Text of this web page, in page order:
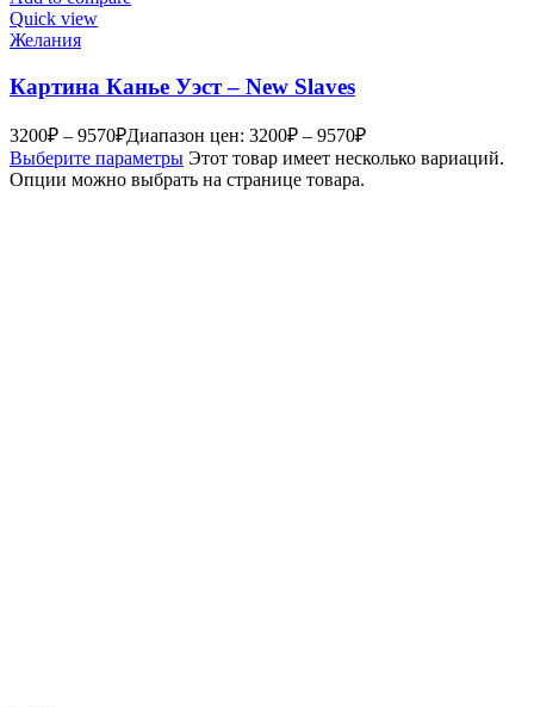
Quick view
Желания
Картина Канье Уэст – New Slaves
3200₽ – 9570₽Диапазон цен: 3200₽ – 9570₽
Выберите параметры Этот товар имеет несколько вариаций.
Опции можно выбрать на странице товара.